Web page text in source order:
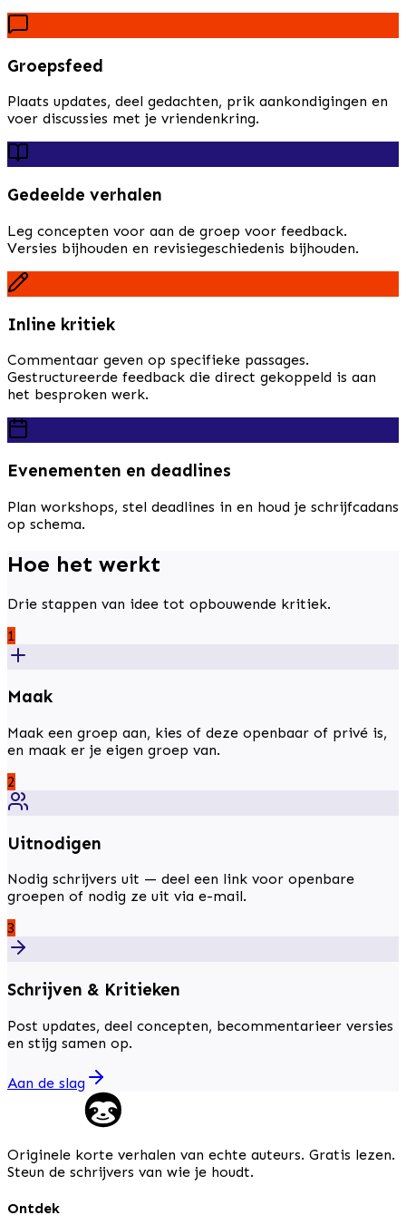
Groepsfeed
Plaats updates, deel gedachten, prik aankondigingen en
voer discussies met je vriendenkring.
Gedeelde verhalen
Leg concepten voor aan de groep voor feedback.
Versies bijhouden en revisiegeschiedenis bijhouden.
Inline kritiek
Commentaar geven op specifieke passages.
Gestructureerde feedback die direct gekoppeld is aan
het besproken werk.
Evenementen en deadlines
Plan workshops, stel deadlines in en houd je schrijfcadans
op schema.
Hoe het werkt
Drie stappen van idee tot opbouwende kritiek.
1
Maak
Maak een groep aan, kies of deze openbaar of privé is,
en maak er je eigen groep van.
2
Uitnodigen
Nodig schrijvers uit — deel een link voor openbare
groepen of nodig ze uit via e-mail.
3
Schrijven & Kritieken
Post updates, deel concepten, becommentarieer versies
en stijg samen op.
Aan de slag
Originele korte verhalen van echte auteurs. Gratis lezen.
Steun de schrijvers van wie je houdt.
Ontdek